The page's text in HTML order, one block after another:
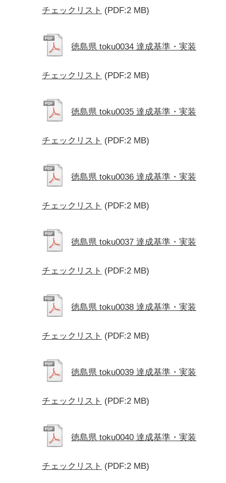
チェックリスト (PDF:2 MB)
徳島県 toku0034 達成基準・実装
チェックリスト (PDF:2 MB)
徳島県 toku0035 達成基準・実装
チェックリスト (PDF:2 MB)
徳島県 toku0036 達成基準・実装
チェックリスト (PDF:2 MB)
徳島県 toku0037 達成基準・実装
チェックリスト (PDF:2 MB)
徳島県 toku0038 達成基準・実装
チェックリスト (PDF:2 MB)
徳島県 toku0039 達成基準・実装
チェックリスト (PDF:2 MB)
徳島県 toku0040 達成基準・実装
チェックリスト (PDF:2 MB)